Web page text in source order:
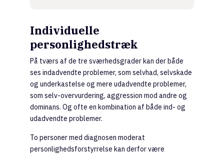
Individuelle
personlighedstræk
På tværs af de tre sværhedsgrader kan der både
ses indadvendte problemer, som selvhad, selvskade
og underkastelse og mere udadvendte problemer,
som selv-overvurdering, aggression mod andre og
dominans. Og ofte en kombination af både ind- og
udadvendte problemer.
To personer med diagnosen moderat
personlighedsforstyrrelse kan derfor være